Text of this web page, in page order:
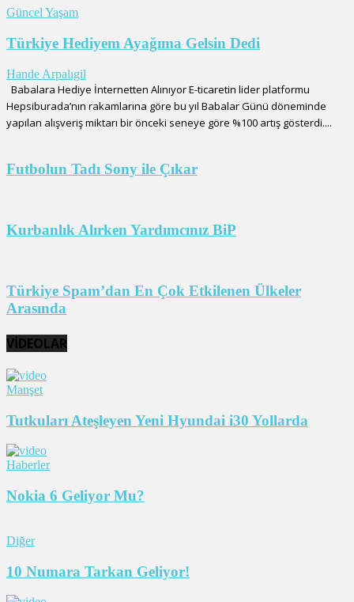
Güncel Yaşam
Türkiye Hediyem Ayağıma Gelsin Dedi
Hande Arpalıgil
Babalara Hediye İnternetten Alınıyor E-ticaretin lider platformu
Hepsiburada’nın rakamlarına göre bu yıl Babalar Günü döneminde
yapılan alışveriş miktarı bir önceki seneye göre %100 artış gösterdi....
Futbolun Tadı Sony ile Çıkar
Kurbanlık Alırken Yardımcınız BiP
Türkiye Spam’dan En Çok Etkilenen Ülkeler
Arasında
VİDEOLAR
Manşet
Tutkuları Ateşleyen Yeni Hyundai i30 Yollarda
Haberler
Nokia 6 Geliyor Mu?
Diğer
10 Numara Tarkan Geliyor!